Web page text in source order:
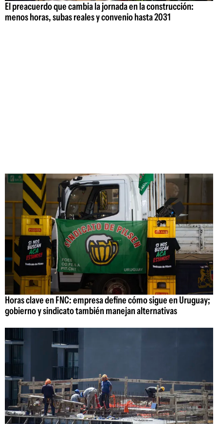
El preacuerdo que cambia la jornada en la construcción:
menos horas, subas reales y convenio hasta 2031
Horas clave en FNC: empresa define cómo sigue en Uruguay;
gobierno y sindicato también manejan alternativas